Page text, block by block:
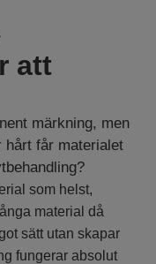
att
märkning, men
hårt får materialet
som helst,
material då
sätt utan skapar
fungerar absolut